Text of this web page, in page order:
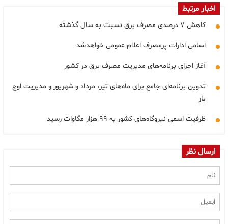
اخبار مرتبط
کاهش ۷ درصدی مصرف برق نسبت به سال گذشته
اسامی ادارات پرمصرف اعلام عمومی خواهدشد
آغاز اجرای برنامه‌های مدیریت مصرف برق در کشور
تدوین برنامه‌ای جامع برای ماه‌های تیر، مرداد و شهریور و مدیریت اوج
بار
ظرفیت اسمی نیروگاه‌های کشور به ۹۹ هزار مگاوات رسید
ارسال نظر